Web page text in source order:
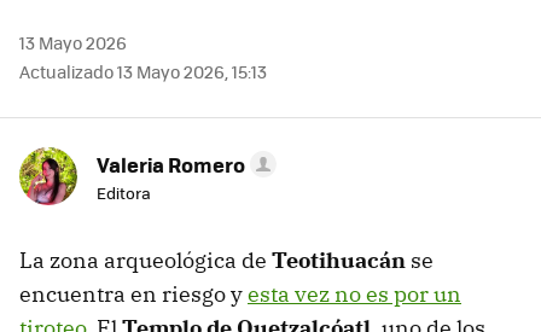
13 Mayo 2026
Actualizado 13 Mayo 2026, 15:13
Valeria Romero
Editora
La zona arqueológica de Teotihuacán se
encuentra en riesgo yesta vez no es por un